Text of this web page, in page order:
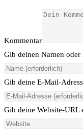
Kommentar
Gib deinen Namen
Gib deine E-Mail-
Gib deine Website-URL